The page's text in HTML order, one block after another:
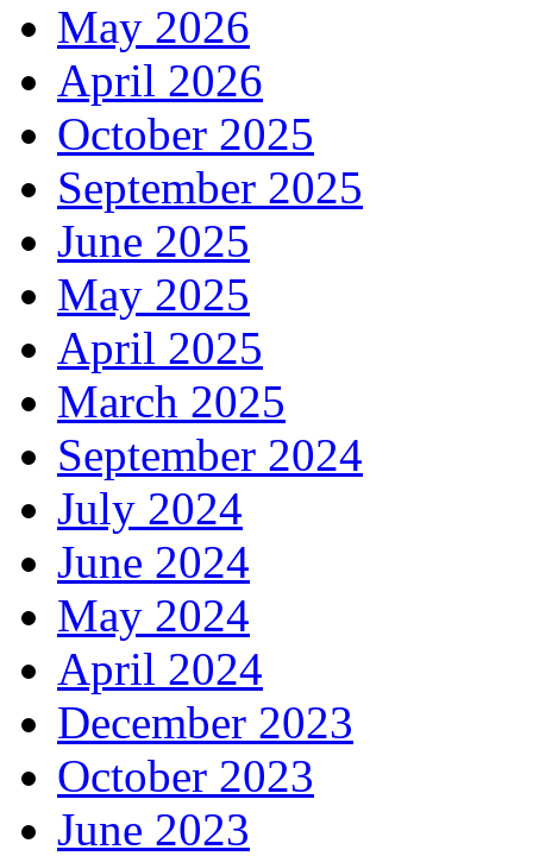
May 2026
April 2026
October 2025
September 2025
June 2025
May 2025
April 2025
March 2025
September 2024
July 2024
June 2024
May 2024
April 2024
December 2023
October 2023
June 2023